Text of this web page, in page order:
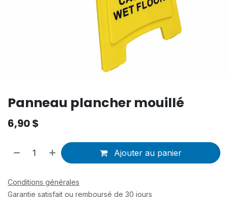
Panneau plancher mouillé
6,90$
Ajouter au panier
Conditions générales
Garantie satisfait ou remboursé de 30 jours